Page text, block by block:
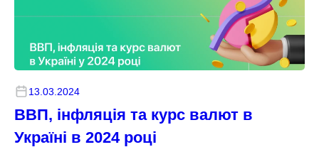
13.03.2024
ВВП, інфляція та курс валют в
Україні в 2024 році